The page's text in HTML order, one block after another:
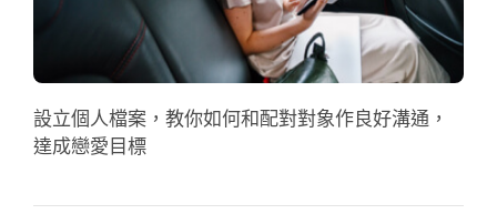
設立個人檔案，教你如何和配對對象作良好溝通，
達成戀愛目標